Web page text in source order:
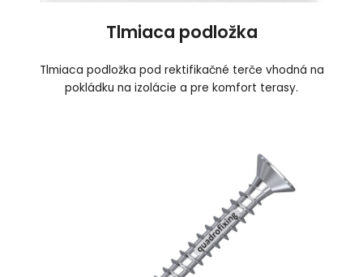
Tlmiaca podložka
Tlmiaca podložka pod rektifikačné terče vhodná na
pokládku na izolácie a pre komfort terasy.